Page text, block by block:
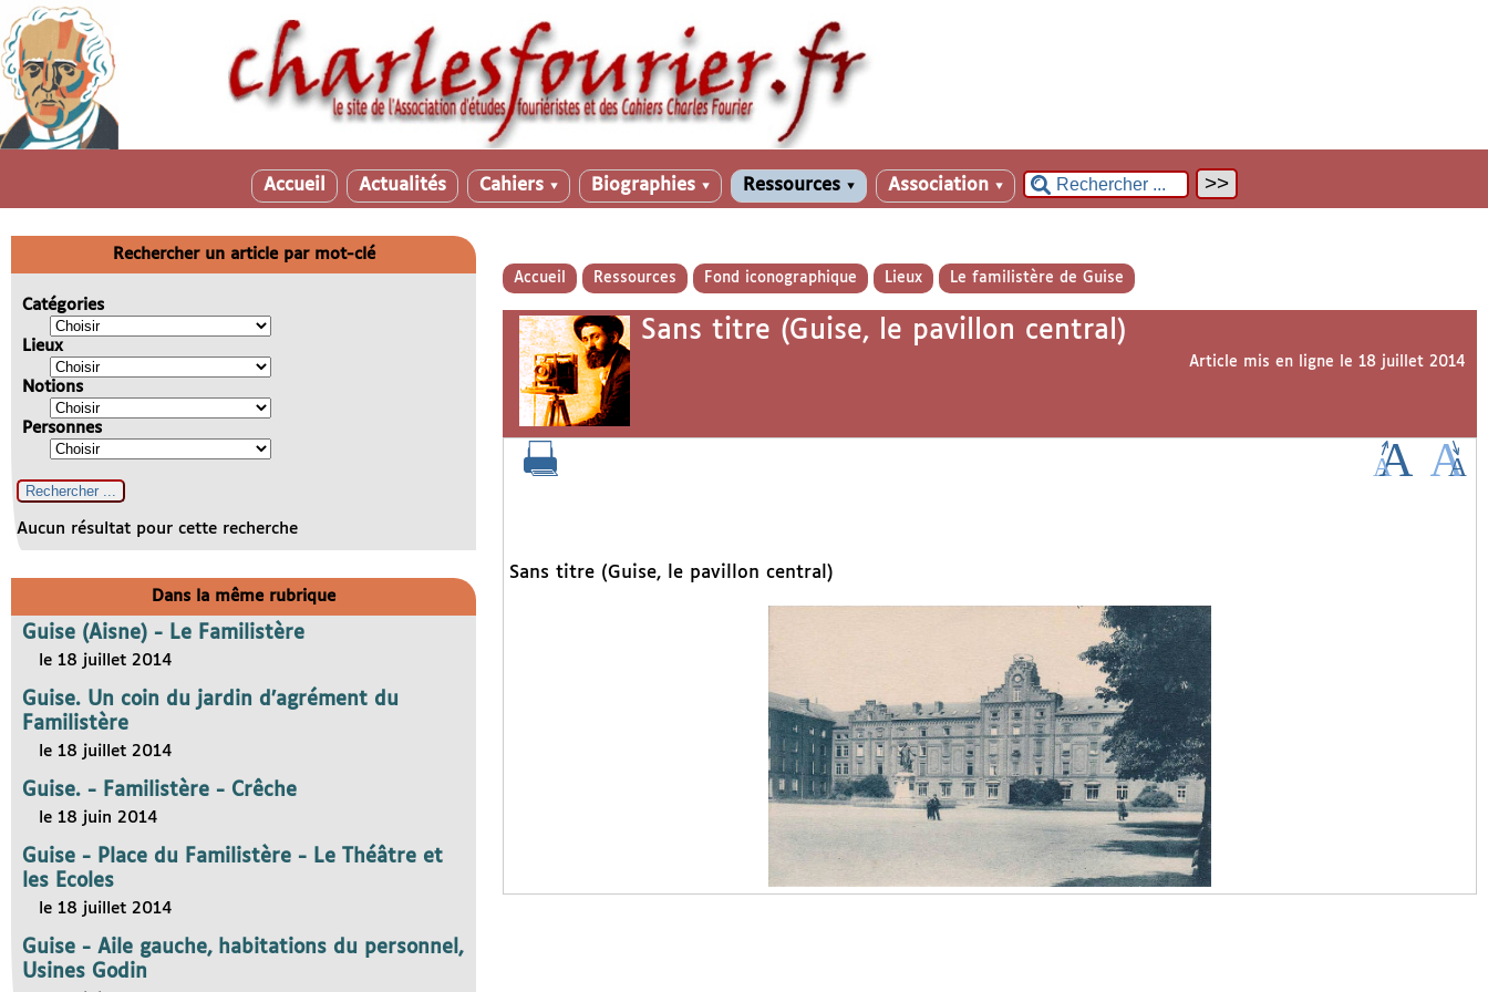
Accueil Actualités Cahiers ▼ Biographies ▼ Ressources ▼ Association ▼
Accueil Ressources Fond iconographique Lieux Le familistère de Guise
Sans titre (Guise, le pavillon central)
Article mis en ligne le 18 juillet 2014
Sans titre (Guise, le pavillon central)
Rechercher un article par mot-clé
Catégories
Lieux
Notions
Personnes
Aucun résultat pour cette recherche
Dans la même rubrique
Guise (Aisne) - Le Familistère
le 18 juillet 2014
Guise. Un coin du jardin d’agrément du
Familistère
le 18 juillet 2014
Guise. - Familistère - Crêche
le 18 juin 2014
Guise - Place du Familistère - Le Théâtre et
les Ecoles
le 18 juillet 2014
Guise - Aile gauche, habitations du personnel,
Usines Godin